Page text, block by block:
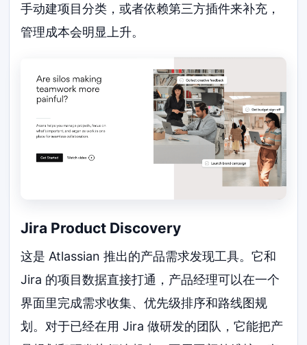
手动建项目分类，或者依赖第三方插件来补充，
管理成本会明显上升。
Jira Product Discovery
这是 Atlassian 推出的产品需求发现工具。它和
Jira 的项目数据直接打通，产品经理可以在一个
界面里完成需求收集、优先级排序和路线图规
划。对于已经在用 Jira 做研发的团队，它能把产